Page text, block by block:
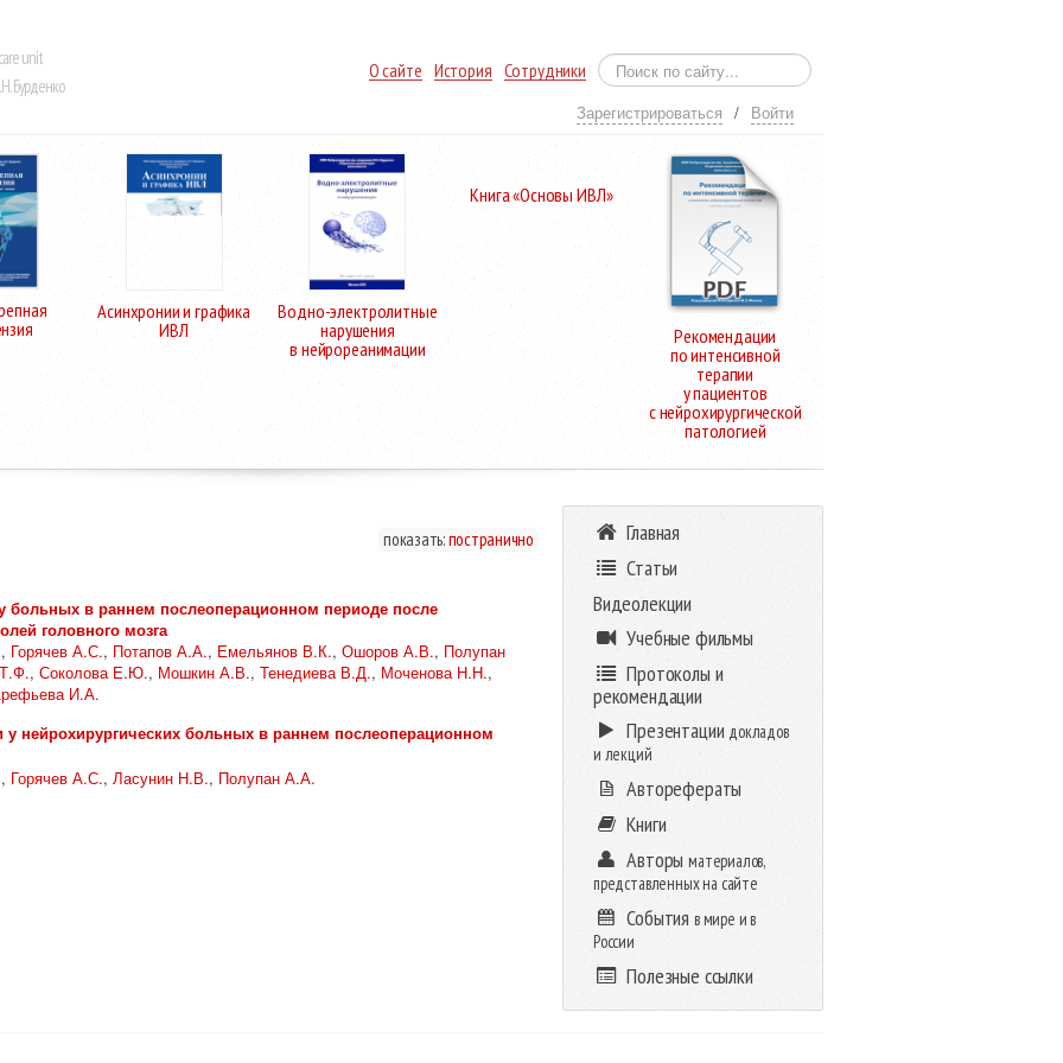
unit
Бурденко
О сайте История Сотрудники
Зарегистрироваться / Войти
Асинхронии и графика
ИВЛ
Водно-электролитные
нарушения
в нейрореанимации
Книга «Основы ИВЛ»
Рекомендации
по интенсивной
терапии
у пациентов
с нейрохирургической
патологией
показать:постранично
больных в раннем послеоперационном периоде после
головного мозга
, Горячев А.С., Потапов А.А., Емельянов В.К., Ошоров А.В., Полупан
, Соколова Е.Ю., Мошкин А.В., Тенедиева В.Д., Моченова Н.Н.,
И.А.
нейрохирургических больных в раннем послеоперационном
, Горячев А.С., Ласунин Н.В., Полупан А.А.
Главная
Статьи
Видеолекции
Учебные фильмы
Протоколы и
рекомендации
Презентации докладов
и лекций
Авторефераты
Книги
Авторыматериалов,
представленных на сайте
События в мире и в
России
Полезные ссылки